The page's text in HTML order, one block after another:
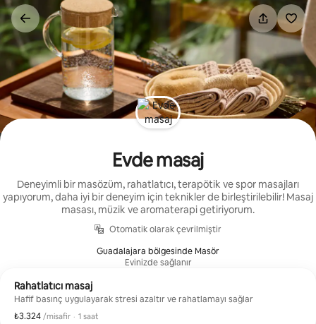
İçeriğe
atla
Evde masaj
Deneyimli bir masözüm, rahatlatıcı, terapötik ve spor masajları
yapıyorum, daha iyi bir deneyim için teknikler de birleştirilebilir! Masaj
masası, müzik ve aromaterapi getiriyorum.
Otomatik olarak çevrilmiştir
Guadalajara bölgesinde Masör
Evinizde sağlanır
Rahatlatıcı masaj
Hafif basınç uygulayarak stresi azaltır ve rahatlamayı sağlar
₺3.324 /misafir
Misafir başına ₺3.324
, · 1 saat